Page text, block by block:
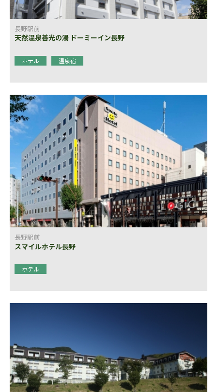
長野駅前
天然温泉善光の湯 ドーミーイン長野
ホテル 温泉宿
長野駅前
スマイルホテル長野
ホテル